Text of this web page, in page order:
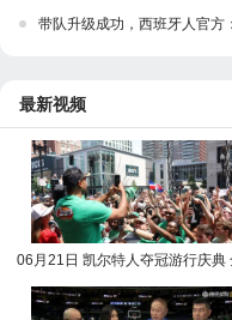
带队升级成功，西班牙人官方
最新视频
06月21日 凯尔特人夺冠游行庆典